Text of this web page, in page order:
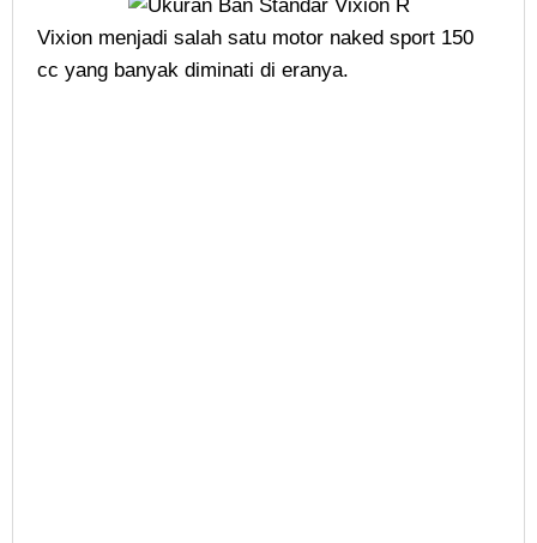
Vixion menjadi salah satu motor naked sport 150
cc yang banyak diminati di eranya.